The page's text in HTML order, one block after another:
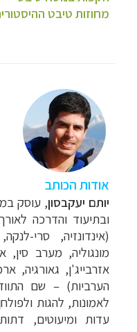
מחוזות טיבט
אודות הכותב
יותם יעקבסון, עוסק
ובתיעוד והדרכה
(אינדונזיה, סרי-
מונגוליה, מערב סין,
אזרבייג'ן, גאורגיה,
הערביות) – שם
לאמונות, להגות
עדות ומיעוטים, דתות,